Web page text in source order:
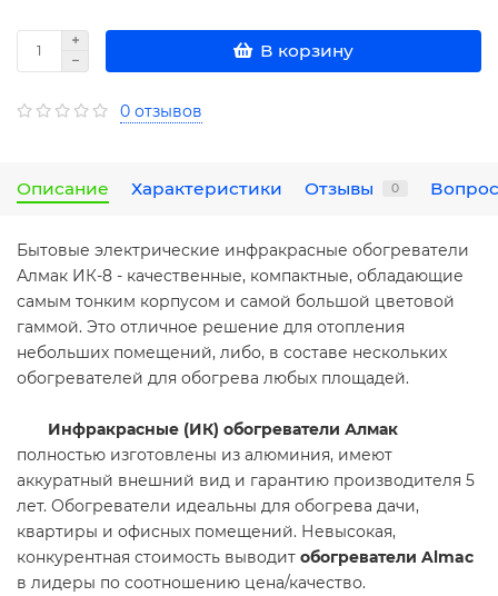
В корзину
0 отзывов
Описание Характеристики Отзывы 0
Бытовые электрические инфракрасные обогреватели
Алмак ИК-8 - качественные, компактные, обладающие
самым тонким корпусом и самой большой цветовой
гаммой. Это отличное решение для отопления
небольших помещений, либо, в составе нескольких
обогревателей для обогрева любых площадей.
Инфракрасные (ИК) обогреватели Алмак
полностью изготовлены из алюминия, имеют
аккуратный внешний вид и гарантию производителя 5
лет. Обогреватели идеальны для обогрева дачи,
квартиры и офисных помещений. Невысокая,
конкурентная стоимость выводит обогреватели Almac
в лидеры по соотношению цена/качество.